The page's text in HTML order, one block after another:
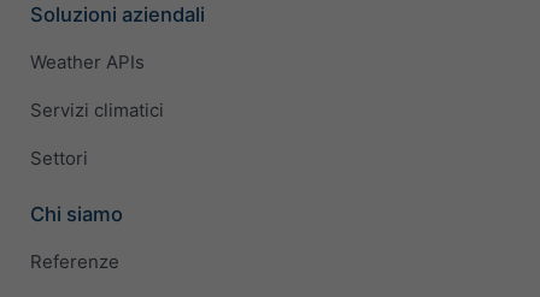
Soluzioni aziendali
Weather APIs
Servizi climatici
Settori
Chi siamo
Referenze